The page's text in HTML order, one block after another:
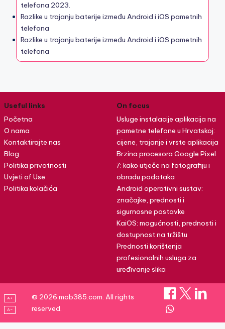
telefona 2023.
Razlike u trajanju baterije između Android i iOS pametnih
telefona
Razlike u trajanju baterije između Android i iOS pametnih
telefona
Useful links
Početna
O nama
Kontaktirajte nas
Blog
Politika privatnosti
Uvjeti of Use
Politika kolačića
On focus
Usluge instalacije aplikacija na
pametne telefone u Hrvatskoj:
cijene, trajanje i vrste aplikacija
Brzina procesora Google Pixel
7: kako utječe na fotografiju i
obradu podataka
Android operativni sustav:
značajke, prednosti i
sigurnosne postavke
KaiOS: mogućnosti, prednosti i
dostupnost na tržištu
Prednosti korištenja
profesionalnih usluga za
uređivanje slika
A+
A–
© 2026 mob385.com. All rights
reserved.